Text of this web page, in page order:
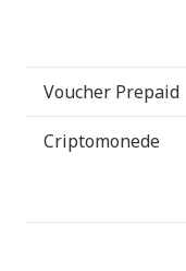
Voucher Prepaid
Criptomonede